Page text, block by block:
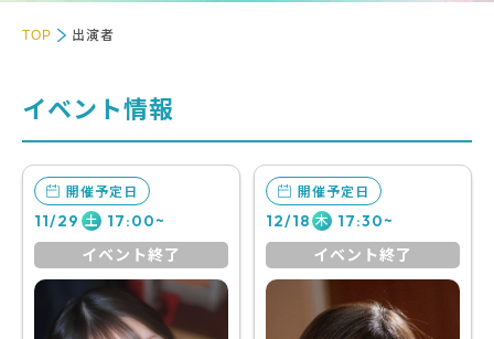
TOP 出演者
イベント情報
開催予定日
11/29 土 17:00~
イベント終了
開催予定日
12/18 木 17:30~
イベント終了